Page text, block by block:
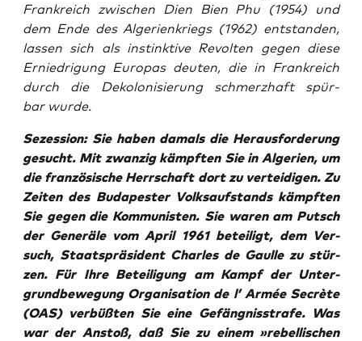
Frank­reich zwi­schen Dien Bien Phu (1954) und
dem Ende des Alge­ri­en­kriegs (1962) ent­stan­den,
las­sen sich als instink­ti­ve Revol­ten gegen die­se
Ernied­ri­gung Euro­pas deu­ten, die in Frank­reich
durch die Deko­lo­ni­sie­rung schmerz­haft spür­
bar wurde.
Sezes­si­on: Sie haben damals die Her­aus­for­de­rung
gesucht. Mit zwan­zig kämpf­ten Sie in Alge­ri­en, um
die fran­zö­si­sche Herr­schaft dort zu ver­tei­di­gen. Zu
Zei­ten des Buda­pes­ter Volks­auf­stands kämpf­ten
Sie gegen die Kom­mu­nis­ten. Sie waren am Putsch
der Gene­rä­le vom April 1961 betei­ligt, dem Ver­
such, Staats­prä­si­dent Charles de Gaul­le zu stür­
zen. Für Ihre Betei­li­gung am Kampf der Unter­
grund­be­we­gung Orga­ni­sa­ti­on de l’ Armée Secrè­te
(OAS)ver­büß­ten Sie eine Gefäng­nis­stra­fe. Was
war der Anstoß, daß Sie zu einem »rebel­li­schen